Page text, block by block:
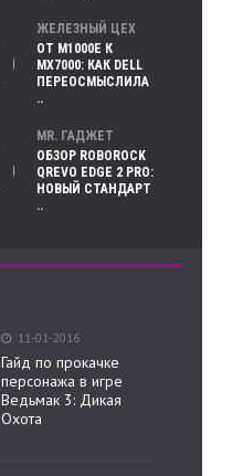
ЖЕЛЕЗНЫЙ ЦЕХ
ОТ M1000E К
MX7000: КАК DELL
ПЕРЕОСМЫСЛИЛА
..
MR. ГАДЖЕТ
ОБЗОР ROBOROCK
QREVO EDGE 2 PRO:
НОВЫЙ СТАНДАРТ
..
11-01-2016
Гайд по прокачке
персонажа в игре
Ведьмак 3: Дикая
Охота